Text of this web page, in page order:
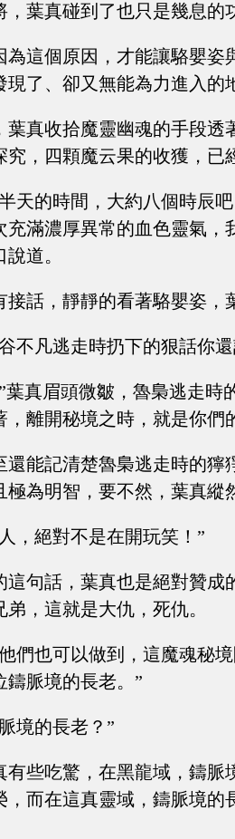
，葉真碰到了也只是幾息的
為這個原因，才能讓駱嬰姿
現了、卻又無能為力進入的
葉真收拾魔靈幽魂的手段透
究，四顆魔云果的收獲，已
天的時間，大約八個時辰
充滿濃厚異常的血色靈氣，
道。
接話，靜靜的看著駱嬰姿，
不凡逃走時扔下的狠話你
葉真眉頭微皺，魯梟逃走時
，離開秘境之時，就是你們
還能記清楚魯梟逃走時的
極為明智，要不然，葉真縱
，絕對不是在開玩笑！”
這句話，葉真也是絕對贊
，這就是大仇，死仇。
們也可以做到，這魔魂秘
鑄脈境的長老。”
境的長老？”
有些吃驚，在黑龍域，鑄
，而在這真靈域，鑄脈境